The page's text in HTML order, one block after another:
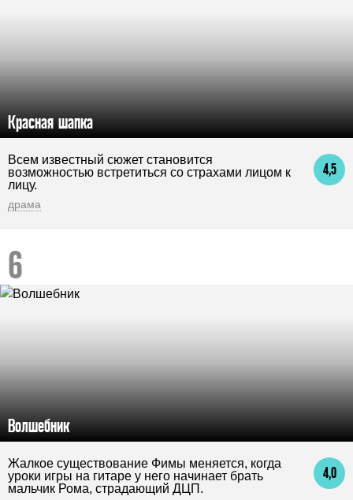
Красная шапка
4,5
Всем известный сюжет становится
возможностью встретиться со страхами лицом к
лицу.
драма
Волшебник
4,0
Жалкое существование Фимы меняется, когда
уроки игры на гитаре у него начинает брать
мальчик Рома, страдающий ДЦП.